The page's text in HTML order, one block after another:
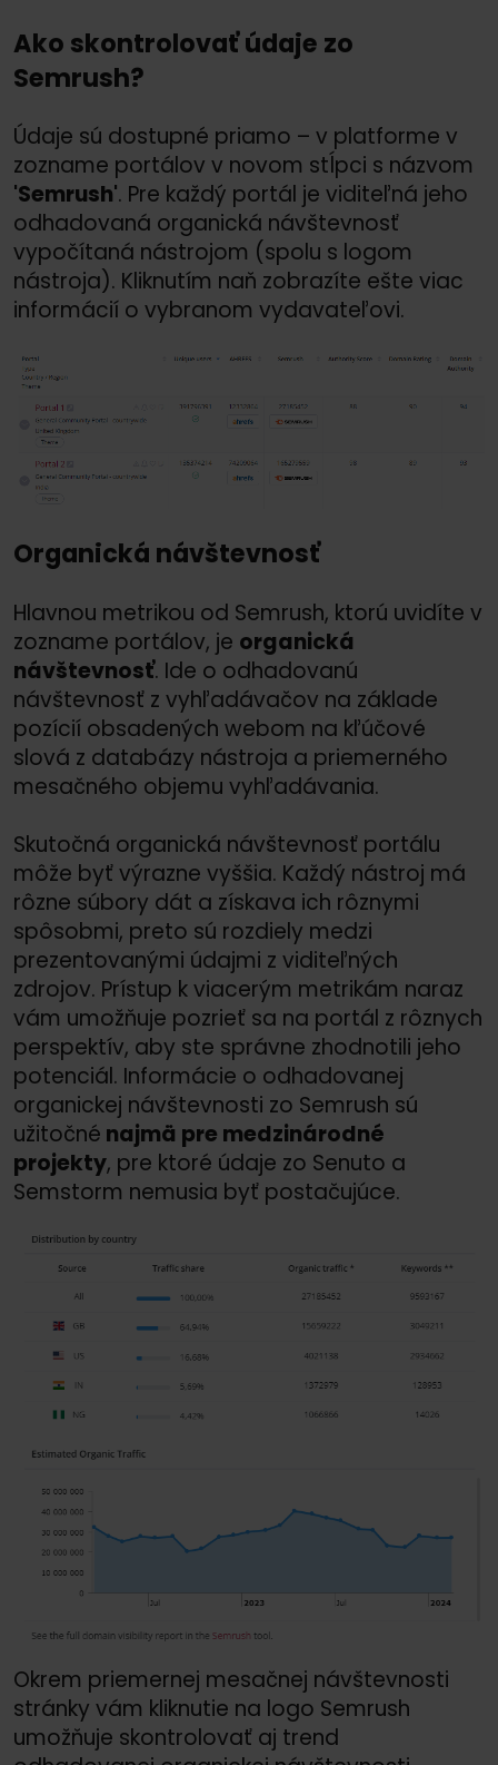
Ako skontrolovať údaje zo
Semrush?
Údaje sú dostupné priamo – v platforme v
zozname portálov v novom stĺpci s názvom
'Semrush'. Pre každý portál je viditeľná jeho
odhadovaná organická návštevnosť
vypočítaná nástrojom (spolu s logom
nástroja). Kliknutím naň zobrazíte ešte viac
informácií o vybranom vydavateľovi.
Organická návštevnosť
Hlavnou metrikou od Semrush, ktorú uvidíte v
zozname portálov, je organická
návštevnosť. Ide o odhadovanú
návštevnosť z vyhľadávačov na základe
pozícií obsadených webom na kľúčové
slová z databázy nástroja a priemerného
mesačného objemu vyhľadávania.
Skutočná organická návštevnosť portálu
môže byť výrazne vyššia. Každý nástroj má
rôzne súbory dát a získava ich rôznymi
spôsobmi, preto sú rozdiely medzi
prezentovanými údajmi z viditeľných
zdrojov. Prístup k viacerým metrikám naraz
vám umožňuje pozrieť sa na portál z rôznych
perspektív, aby ste správne zhodnotili jeho
potenciál. Informácie o odhadovanej
organickej návštevnosti zo Semrush sú
užitočné najmä pre medzinárodné
projekty, pre ktoré údaje zo Senuto a
Semstorm nemusia byť postačujúce.
Okrem priemernej mesačnej návštevnosti
stránky vám kliknutie na logo Semrush
umožňuje skontrolovať aj trend